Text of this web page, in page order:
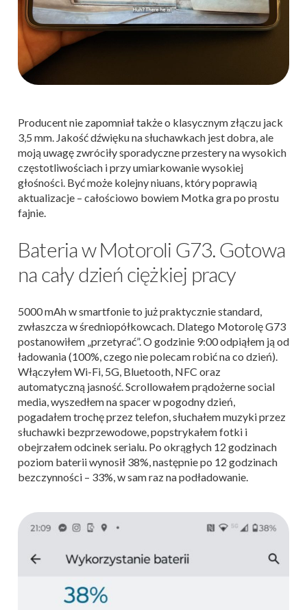
Producent nie zapomniał także o klasycznym złączu jack
3,5 mm. Jakość dźwięku na słuchawkach jest dobra, ale
moją uwagę zwróciły sporadyczne przestery na wysokich
częstotliwościach i przy umiarkowanie wysokiej
głośności. Być może kolejny niuans, który poprawią
aktualizacje – całościowo bowiem Motka gra po prostu
fajnie.
Bateria w Motoroli G73. Gotowa
na cały dzień ciężkiej pracy
5000 mAh w smartfonie to już praktycznie standard,
zwłaszcza w średniopółkowcach. Dlatego Motorolę G73
postanowiłem „przetyrać”. O godzinie 9:00 odpiąłem ją od
ładowania (100%, czego nie polecam robić na co dzień).
Włączyłem Wi-Fi, 5G, Bluetooth, NFC oraz
automatyczną jasność. Scrollowałem prądożerne social
media, wyszedłem na spacer w pogodny dzień,
pogadałem trochę przez telefon, słuchałem muzyki przez
słuchawki bezprzewodowe, popstrykałem fotki i
obejrzałem odcinek serialu. Po okrągłych 12 godzinach
poziom baterii wynosił 38%, następnie po 12 godzinach
bezczynności – 33%, w sam raz na podładowanie.